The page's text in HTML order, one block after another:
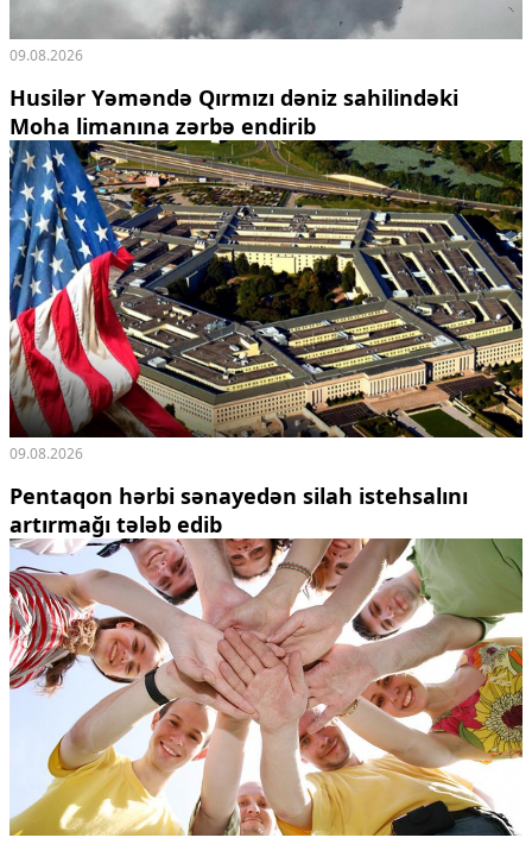
09.08.2026
Husilər Yəməndə Qırmızı dəniz sahilindəki
Moha limanına zərbə endirib
09.08.2026
Pentaqon hərbi sənayedən silah istehsalını
artırmağı tələb edib